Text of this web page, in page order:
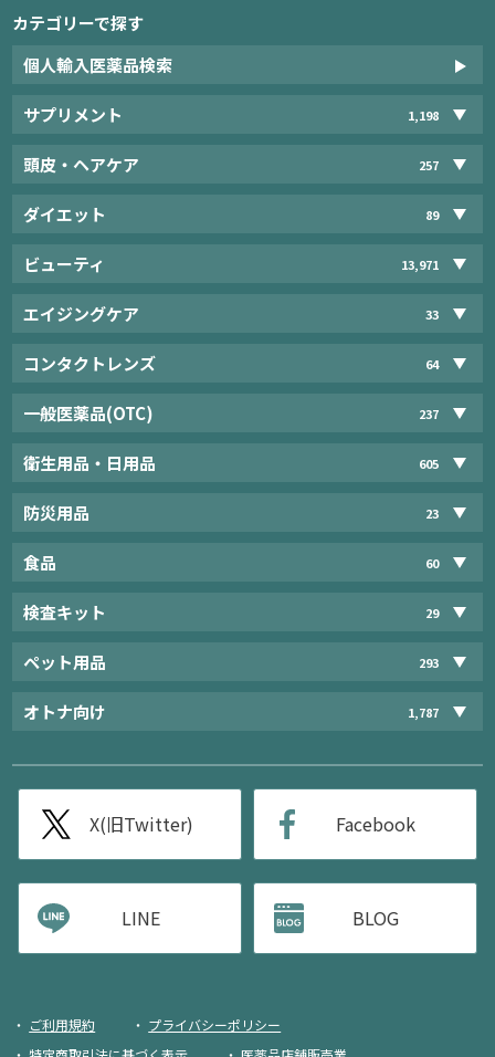
カテゴリーで探す
個人輸入医薬品検索
サプリメント 1,198
頭皮・ヘアケア 257
ダイエット 89
ビューティ 13,971
エイジングケア 33
コンタクトレンズ 64
一般医薬品(OTC) 237
衛生用品・日用品 605
防災用品 23
食品 60
検査キット 29
ペット用品 293
オトナ向け 1,787
X(旧Twitter) Facebook
LINE BLOG
ご利用規約
プライバシーポリシー